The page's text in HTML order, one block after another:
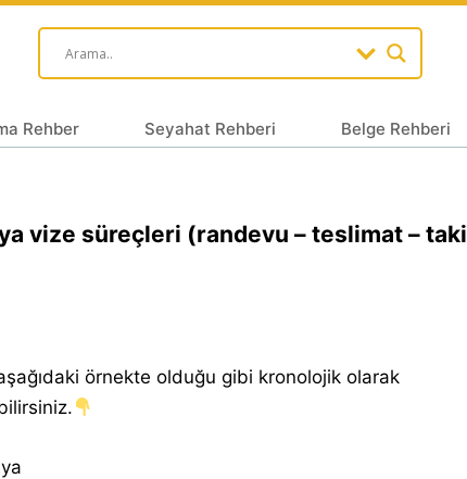
Rehber Seyahat Rehberi Belge Rehberi
vize süreçleri (randevu – teslimat –
örnekte olduğu gibi kronolojik olarak